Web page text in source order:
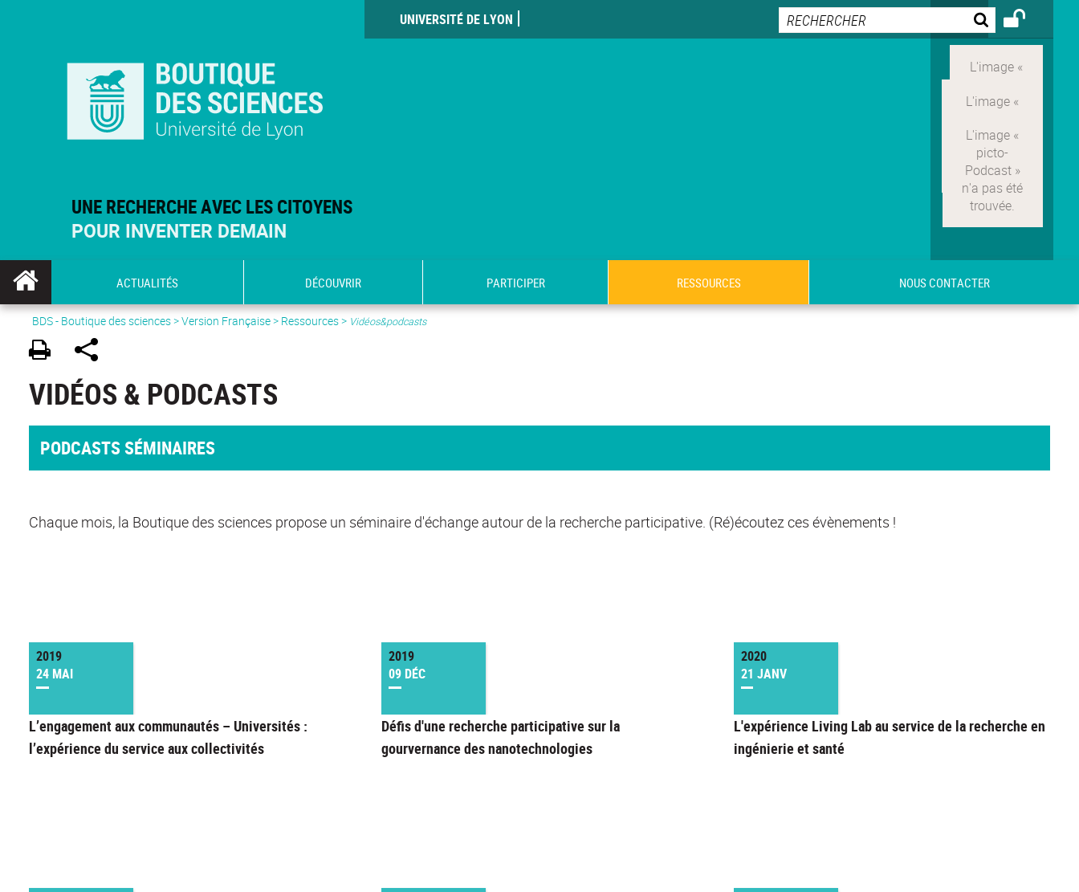
UNE RECHERCHE AVEC LES CITOYENS
POUR INVENTER DEMAIN
UNIVERSITÉ DE LYON
ACTUALITÉS DÉCOUVRIR PARTICIPER RESSOURCES NOUS CONTACTER
BDS - Boutique des sciences>Version Française> Ressources > Vidéos&podcasts
VIDÉOS & PODCASTS
PODCASTS SÉMINAIRES
Chaque mois, la Boutique des sciences propose un séminaire d'échange autour de la recherche participative. (Ré)écoutez ces évènements !
2019
24 MAI
L’engagement aux communautés – Universités :
l’expérience du service aux collectivités
2019
09 DÉC
Défis d'une recherche participative sur la
gourvernance des nanotechnologies
2020
21 JANV
L'expérience Living Lab au service de la recherche en
ingénierie et santé